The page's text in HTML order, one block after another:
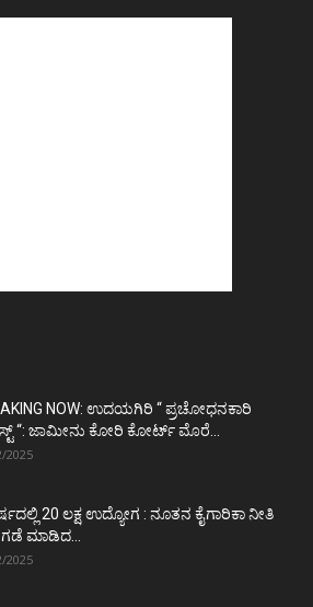
NOW: ಉದಯಗಿರಿ “ ಪ್ರಚೋಧನಕಾರಿ
“: ಜಾಮೀನು ಕೋರಿ ಕೋರ್ಟ್‌ ಮೊರೆ...
2025
20 ಲಕ್ಷ ಉದ್ಯೋಗ : ನೂತನ ಕೈಗಾರಿಕಾ ನೀತಿ
ಮಾಡಿದ...
2025